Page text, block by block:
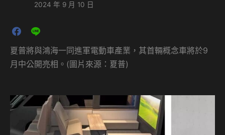
2024 年 9 月 10 日
夏普將與鴻海一同進軍電動車產業，其首輛概念車將於9
月中公開亮相。(圖片來源：夏普)